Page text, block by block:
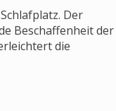
Der
Beschaffenheit der
die